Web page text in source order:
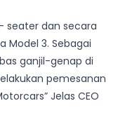
seater dan secara
Model 3. Sebagai
ganjil-genap di
pemesanan
Jelas CEO